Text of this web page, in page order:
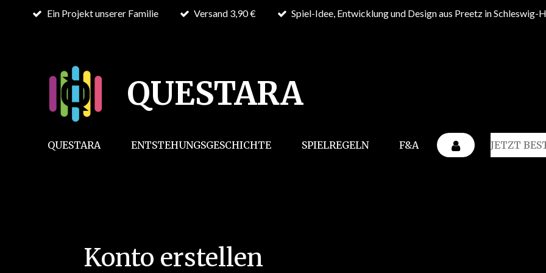
Ein Projekt unserer Familie Versand 3,90 € Spiel-Idee, Entwicklung und Design aus Preetz in Schleswig-
QUESTARA
QUESTARA ENTSTEHUNGSGESCHICHTE SPIELREGELN F&A JETZT
Konto erstellen